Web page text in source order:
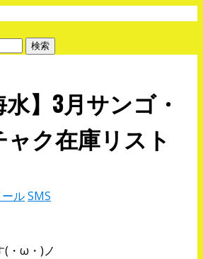
水】3月サンゴ・
ク在庫リスト
ールSMS
(・ω・)ノ